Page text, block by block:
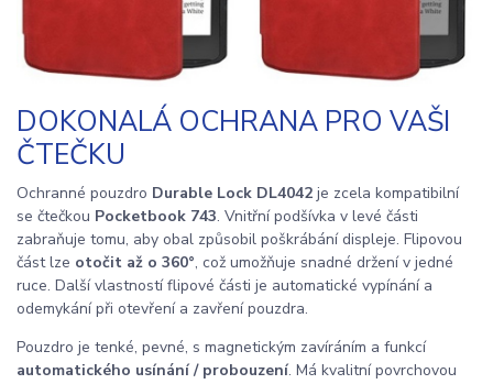
DOKONALÁ OCHRANA PRO VAŠI
ČTEČKU
Ochranné pouzdro Durable Lock DL4042 je zcela kompatibilní
se čtečkou Pocketbook 743. Vnitřní podšívka v levé části
zabraňuje tomu, aby obal způsobil poškrábání displeje. Flipovou
část lze otočit až o 360°, což umožňuje snadné držení v jedné
ruce. Další vlastností flipové části je automatické vypínání a
odemykání při otevření a zavření pouzdra.
Pouzdro je tenké, pevné, s magnetickým zavíráním a funkcí
automatického usínání / probouzení. Má kvalitní povrchovou